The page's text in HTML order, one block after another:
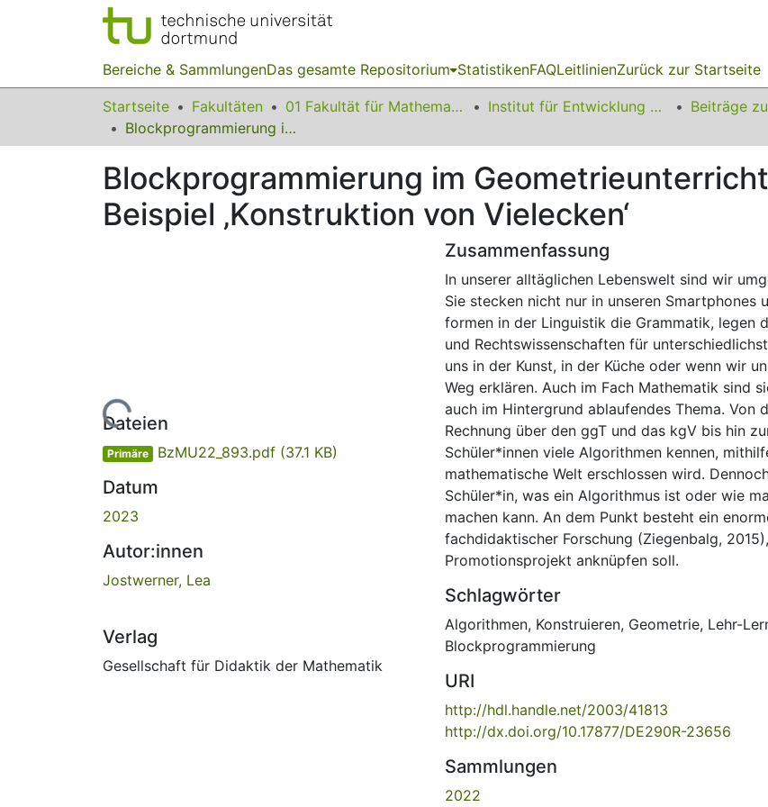
Bereiche & SammlungenDas gesamte Repositorium StatistikenFAQLeitlinienZurück zur Startseite
Startseite Fakultäten 01 Fakultät für Mathematik Institut für Entwicklung und Erforschung des Mathematikunterrichts
Blockprogrammierung im Geometrieunterricht: Gestaltungsideen am Beispiel ‚Konstruktion von Vielecken‘
Blockprogrammierung im
Beispiel ‚Konstruktion von Vielecken‘
Lade...
Dateien
Primäre BzMU22_893.pdf (37.1 KB)
Datum
2023
Autor:innen
Jostwerner, Lea
Verlag
Gesellschaft für Didaktik der Mathematik
Zusammenfassung
In unserer alltäglichen Lebenswelt sind wir
Sie stecken nicht nur in unseren Smartphones
formen in der Linguistik die Grammatik, legen
und Rechtswissenschaften für
uns in der Kunst, in der Küche oder wenn wir
Weg erklären. Auch im Fach Mathematik sind
auch im Hintergrund ablaufendes Thema. Von
Rechnung über den ggT und das kgV bis hin
Schüler*innen viele Algorithmen kennen,
mathematische Welt erschlossen wird.
Schüler*in, was ein Algorithmus ist oder wie
machen kann. An dem Punkt besteht ein
fachdidaktischer Forschung (Ziegenbalg,
Promotionsprojekt anknüpfen soll.
Schlagwörter
Algorithmen, Konstruieren, Geometrie, Lehr-
Blockprogrammierung
URI
http://hdl.handle.net/2003/41813
http://dx.doi.org/10.17877/DE290R-23656
Sammlungen
2022